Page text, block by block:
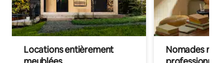
Locations entièrement
Nomades